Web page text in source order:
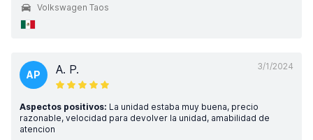
Volkswagen Taos
3/1/2024
AP A. P.
Aspectos positivos: La unidad estaba muy buena, precio
razonable, velocidad para devolver la unidad, amabilidad de
atencion